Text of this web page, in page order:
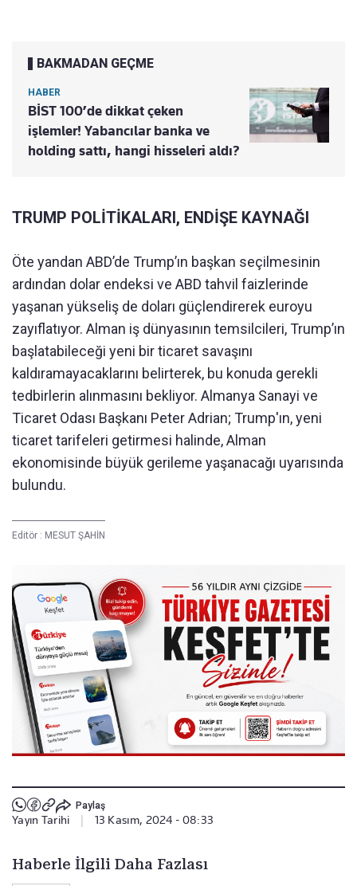
BAKMADAN GEÇME
HABER
BİST 100’de dikkat çeken
işlemler! Yabancılar banka ve
holding sattı, hangi hisseleri aldı?
TRUMP POLİTİKALARI, ENDİŞE KAYNAĞI
Öte yandan ABD’de Trump’ın başkan seçilmesinin
ardından dolar endeksi ve ABD tahvil faizlerinde
yaşanan yükseliş de doları güçlendirerek euroyu
zayıflatıyor. Alman iş dünyasının temsilcileri, Trump’ın
başlatabileceği yeni bir ticaret savaşını
kaldıramayacaklarını belirterek, bu konuda gerekli
tedbirlerin alınmasını bekliyor. Almanya Sanayi ve
Ticaret Odası Başkanı Peter Adrian; Trump'ın, yeni
ticaret tarifeleri getirmesi halinde, Alman
ekonomisinde büyük gerileme yaşanacağı uyarısında
bulundu.
Editör : MESUT ŞAHİN
Paylaş
Yayın Tarihi 13 Kasım, 2024 - 08:33
Haberle İlgili Daha Fazlası